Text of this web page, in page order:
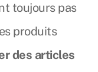
toujours pas
produits
des articles